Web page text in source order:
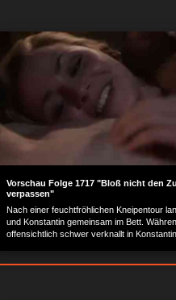
Vorschau Folge 1717 "Bloß nicht den
verpassen"
Nach einer feuchtfröhlichen Kneipentour
und Konstantin gemeinsam im Bett.
offensichtlich schwer verknallt in